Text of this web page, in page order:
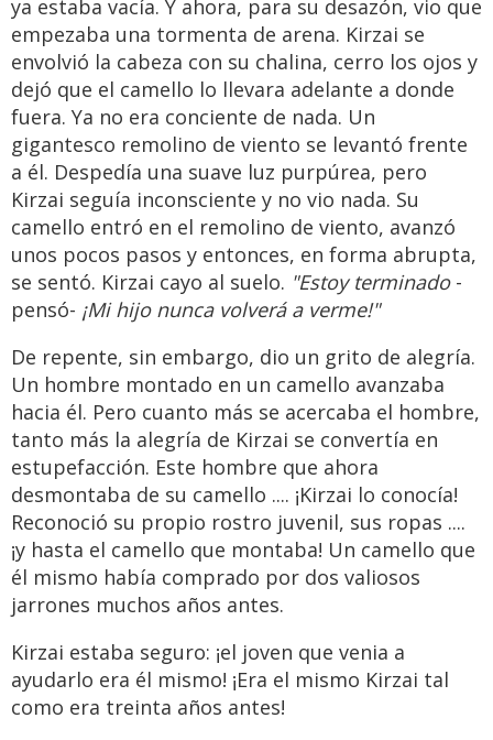
ya estaba vacía. Y ahora, para su desazón, vio que
empezaba una tormenta de arena. Kirzai se
envolvió la cabeza con su chalina, cerro los ojos y
dejó que el camello lo llevara adelante a donde
fuera. Ya no era conciente de nada. Un
gigantesco remolino de viento se levantó frente
a él. Despedía una suave luz purpúrea, pero
Kirzai seguía inconsciente y no vio nada. Su
camello entró en el remolino de viento, avanzó
unos pocos pasos y entonces, en forma abrupta,
se sentó. Kirzai cayo al suelo. "Estoy terminado-
pensó- ¡Mi hijo nunca volverá a verme!"
De repente, sin embargo, dio un grito de alegría.
Un hombre montado en un camello avanzaba
hacia él. Pero cuanto más se acercaba el hombre,
tanto más la alegría de Kirzai se convertía en
estupefacción. Este hombre que ahora
desmontaba de su camello .... ¡Kirzai lo conocía!
Reconoció su propio rostro juvenil, sus ropas ....
¡y hasta el camello que montaba! Un camello que
él mismo había comprado por dos valiosos
jarrones muchos años antes.
Kirzai estaba seguro: ¡el joven que venia a
ayudarlo era él mismo! ¡Era el mismo Kirzai tal
como era treinta años antes!